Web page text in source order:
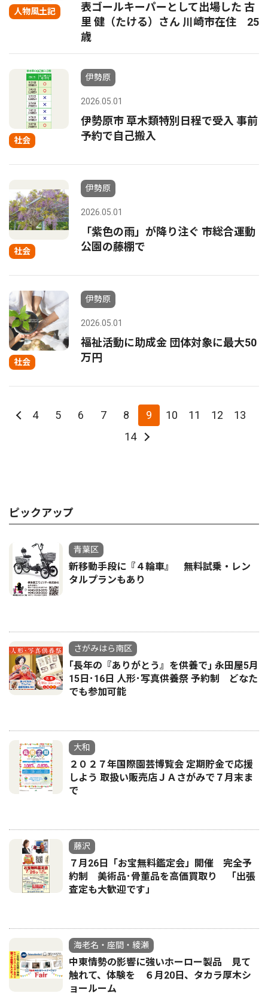
人物風土記
表ゴールキーパーとして出場した 古
里 健（たける）さん 川崎市在住 25
歳
社会
伊勢原
2026.05.01
伊勢原市 草木類特別日程で受入 事前
予約で自己搬入
社会
伊勢原
2026.05.01
「紫色の雨」が降り注ぐ 市総合運動
公園の藤棚で
社会
伊勢原
2026.05.01
福祉活動に助成金 団体対象に最大50
万円
4 5 6 7 8 9 10 11 12
13
14
ピックアップ
青葉区
新移動手段に『４輪車』 無料試乗・レン
タルプランもあり
さがみはら南区
｢長年の『ありがとう』を供養で｣ 永田屋5月
15日･16日 人形･写真供養祭 予約制 どなた
でも参加可能
大和
２０２７年国際園芸博覧会 定期貯金で応援
しよう 取扱い販売店ＪＡさがみで７月末ま
で
藤沢
７月26日「お宝無料鑑定会」開催 完全予
約制 美術品･骨董品を高価買取り 「出張
査定も大歓迎です」
海老名・座間・綾瀬
中東情勢の影響に強いホーロー製品 見て
触れて、体験を ６月20日、タカラ厚木シ
ョールーム